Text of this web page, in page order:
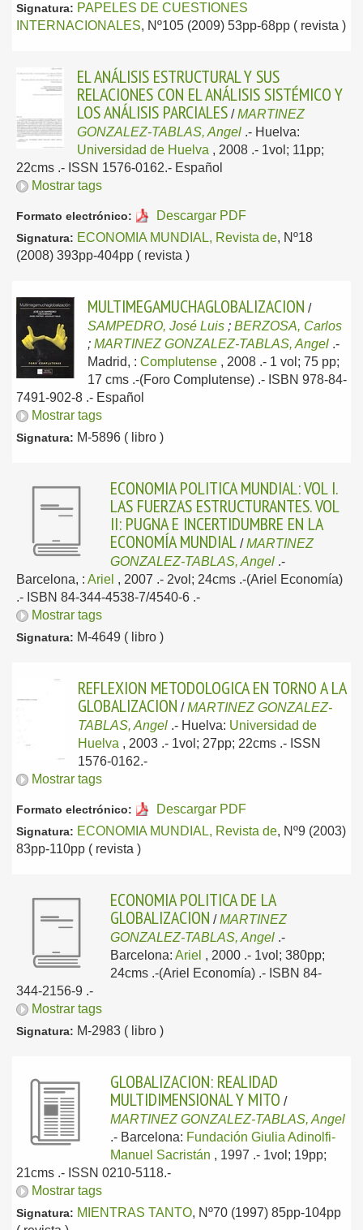
Signatura: PAPELES DE CUESTIONES
INTERNACIONALES, Nº105 (2009) 53pp-68pp ( revista )
EL ANÁLISIS ESTRUCTURAL Y SUS
RELACIONES CON EL ANÁLISIS SISTÉMICO Y
LOS ANÁLISIS PARCIALES /MARTINEZ
GONZALEZ-TABLAS, Angel .- Huelva:
Universidad de Huelva , 2008 .- 1vol; 11pp;
22cms .- ISSN 1576-0162.- Español
Mostrar tags
Formato electrónico: Descargar PDF
Signatura: ECONOMIA MUNDIAL, Revista de, Nº18
(2008) 393pp-404pp ( revista )
MULTIMEGAMUCHAGLOBALIZACION /
SAMPEDRO, José Luis ; BERZOSA, Carlos
; MARTINEZ GONZALEZ-TABLAS, Angel .-
Madrid, : Complutense , 2008 .- 1 vol; 75 pp;
17 cms .-(Foro Complutense) .- ISBN 978-84-
7491-902-8 .- Español
Mostrar tags
Signatura: M-5896 ( libro )
ECONOMIA POLITICA MUNDIAL: VOL I.
LAS FUERZAS ESTRUCTURANTES. VOL
II: PUGNA E INCERTIDUMBRE EN LA
ECONOMÍA MUNDIAL /MARTINEZ
GONZALEZ-TABLAS, Angel .-
Barcelona, : Ariel , 2007 .- 2vol; 24cms .-(Ariel Economía)
.- ISBN 84-344-4538-7/4540-6 .-
Mostrar tags
Signatura: M-4649 ( libro )
REFLEXION METODOLOGICA EN TORNO A LA
GLOBALIZACION /MARTINEZ GONZALEZ-
TABLAS, Angel .- Huelva: Universidad de
Huelva , 2003 .- 1vol; 27pp; 22cms .- ISSN
1576-0162.-
Mostrar tags
Formato electrónico: Descargar PDF
Signatura: ECONOMIA MUNDIAL, Revista de, Nº9 (2003)
83pp-110pp ( revista )
ECONOMIA POLITICA DE LA
GLOBALIZACION /MARTINEZ
GONZALEZ-TABLAS, Angel .-
Barcelona: Ariel , 2000 .- 1vol; 380pp;
24cms .-(Ariel Economía) .- ISBN 84-
344-2156-9 .-
Mostrar tags
Signatura: M-2983 ( libro )
GLOBALIZACION: REALIDAD
MULTIDIMENSIONAL Y MITO /
MARTINEZ GONZALEZ-TABLAS, Angel
.- Barcelona: Fundación Giulia Adinolfi-
Manuel Sacristán , 1997 .- 1vol; 19pp;
21cms .- ISSN 0210-5118.-
Mostrar tags
Signatura: MIENTRAS TANTO, Nº70 (1997) 85pp-104pp